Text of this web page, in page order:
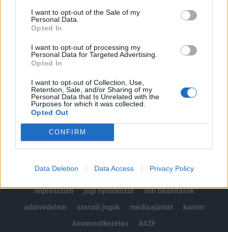
I want to opt-out of the Sale of my
Personal Data.
Opted In
I want to opt-out of processing my
Personal Data for Targeted Advertising.
Opted In
I want to opt-out of Collection, Use,
Retention, Sale, and/or Sharing of my
Personal Data that Is Unrelated with the
Purposes for which it was collected.
Opted Out
CONFIRM
Data Deletion Data Access Privacy Policy
Kötéslisták: BÉT elmúlt 2 év napon belüli
kötéslistái
Előfizetés
MÁR ELŐFIZETŐNK VAGY?BEJELENTKEZÉS
impresszum
jogi nyilatkozat
süti beállítások
adatvédelem
szerzői jogok médiaajánlat
karrier
kommentkezelés
ÁSZF